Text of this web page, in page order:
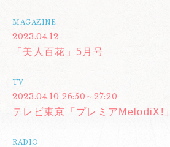
MAGAZINE
2023.04.12
「美人百花」5月号
TV
2023.04.10 26:50～27:20
テレビ東京「プレミアMelodiX!」
RADIO